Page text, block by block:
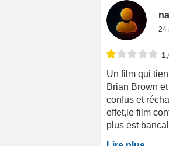
24
Un film qui
Brian Brown
confus et
effet,le film
plus est